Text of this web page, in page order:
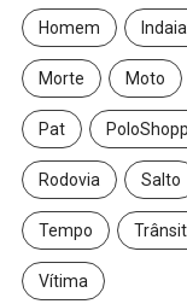
Homem
Morte Moto
Pat
Rodovia Salto
Tempo
Vítima